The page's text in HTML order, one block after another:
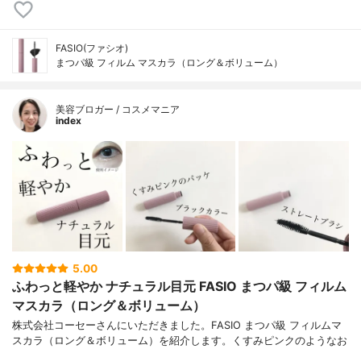
FASIO(ファシオ)
まつパ級 フィルム マスカラ（ロング＆ボリューム）
美容ブロガー / コスメマニア
index
5.00
ふわっと軽やか ナチュラル目元 FASIO まつパ級 フィルム
マスカラ（ロング＆ボリューム）
株式会社コーセーさんにいただきました。FASIO まつパ級 フィルムマ
スカラ（ロング＆ボリューム）を紹介します。くすみピンクのようなお